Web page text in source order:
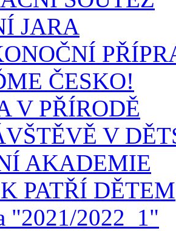
JARA
ČESKO!
V PŘÍRODĚ
V
AKADEMIE
PATŘÍ DĚTEM
"2021/2022_1"